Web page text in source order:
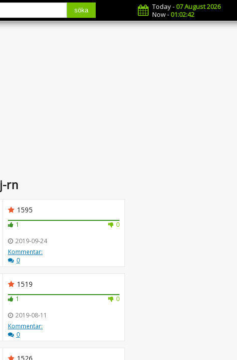
söka Today -07 August 2026
Now -01:02:43
j-rn
1595
1
0
2019-09-24
Kommentar:
0
1519
1
0
2019-08-11
Kommentar:
0